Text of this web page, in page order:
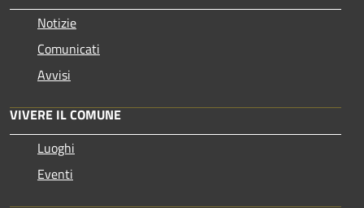
Notizie
Comunicati
Avvisi
VIVERE IL COMUNE
Luoghi
Eventi